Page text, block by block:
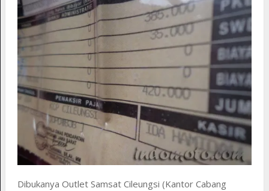
Dibukanya Outlet Samsat Cileungsi (Kantor Cabang